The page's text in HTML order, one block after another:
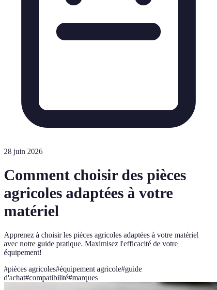
28 juin 2026
Comment choisir des pièces
agricoles adaptées à votre
matériel
Apprenez à choisir les pièces agricoles adaptées à votre matériel
avec notre guide pratique. Maximisez l'efficacité de votre
équipement!
#pièces agricoles#équipement agricole#guide
d'achat#compatibilité#marques